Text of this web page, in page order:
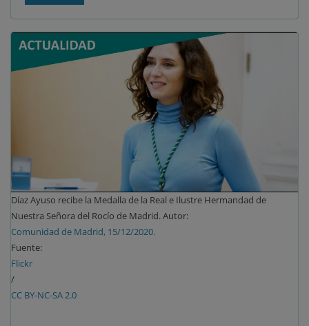
Díaz Ayuso recibe la Medalla de la Real e Ilustre Hermandad de
Nuestra Señora del Rocío de Madrid. Autor:
Comunidad de Madrid, 15/12/2020.
Fuente:
Flickr
/
CC BY-NC-SA 2.0